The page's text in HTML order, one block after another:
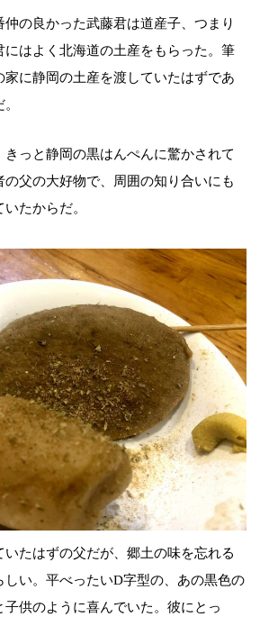
仲の良かった武藤君は道産子、つまり
にはよく北海道の土産をもらった。筆
に静岡の土産を渡していたはずであ
っと静岡の黒はんぺんに驚かされて
父の大好物で、周囲の知り合いにも
たからだ。
たはずの父だが、郷土の味を忘れる
しい。平べったいD字型の、あの黒色の
供のように喜んでいた。彼にとっ